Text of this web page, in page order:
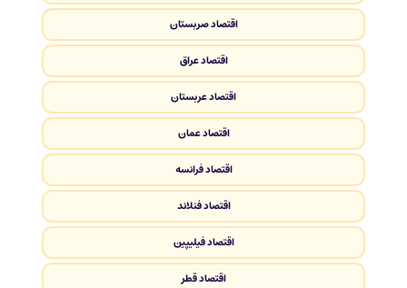
اقتصاد صربستان
اقتصاد عراق
اقتصاد عربستان
اقتصاد عمان
اقتصاد فرانسه
اقتصاد فنلاند
اقتصاد فیلیپین
اقتصاد قطر